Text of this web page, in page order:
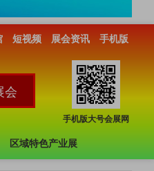
短视频 展会资讯 手机版
手机版大号会展网
区域特色产业展